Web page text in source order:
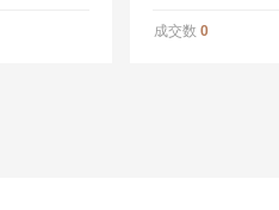
成交数 0